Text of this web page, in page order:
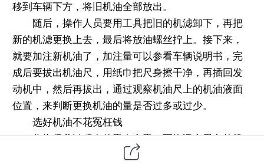
移到车辆下方，将旧机油全部放出。
随后，操作人员要用工具把旧的机滤卸下，再把
新的机滤更换上去，最后将放油螺丝拧上。接下来，
就要加注新机油了，加注量可以参看车辆说明书，完
成后要拔出机油尺，用纸巾把尺身擦干净，再插回发
动机中，然后再拔出，通过观察机油尺上的机油液面
位置，来判断更换机油的量是否过多或过少。
选好机油不花冤枉钱
作为保养过程中的重中之重，更换适合爱车的机
油是保障车辆正常使用和延长寿命的关键。对于机油